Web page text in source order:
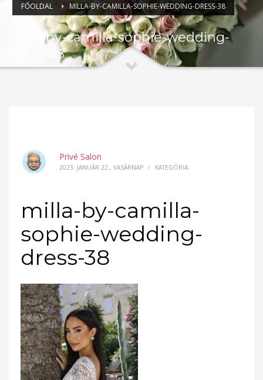
FŐOLDAL MILLA-BY-CAMILLA-SOPHIE-WEDDING-DRESS-38
milla-by-camilla-sophie-wedding-
dress-38
Privé Salon
2023. JANUÁR 22., VASÁRNAP / KATEGÓRIA:
milla-by-camilla-
sophie-wedding-
dress-38